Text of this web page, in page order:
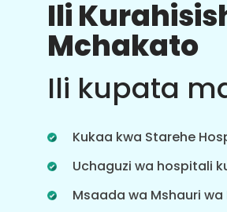
Ili
Mchakato
Ili kupata
Kukaa kwa Starehe
Uchaguzi wa hospitali
Msaada wa Mshauri
Faida Zetu
Baada ya
Matibabu
wa huduma
mgonjwa wa 24x7 na timu yetu
inayoshughulikia masuala yako
wakati. Taarifa za mara kwa
kuhusu mahitaji yako ya